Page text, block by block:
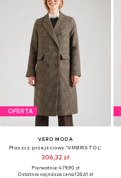
OFERTA
VERO MODA
Płaszcz przejściowy 'VMBRISTOL'
306,32 zł
Pierwotnie: 479,90 zł
Ostatnia najniższa cena:128,61 zł